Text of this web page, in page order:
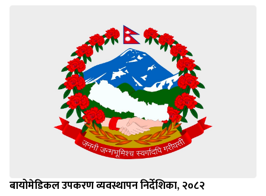
बायोमेडिकल उपकरण व्यवस्थापन निर्देशिका, २०८२